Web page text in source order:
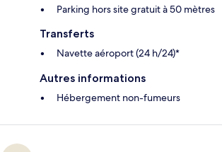
Parking hors site gratuit à 50 mètres
Transferts
Navette aéroport (24 h/24)*
Autres informations
Hébergement non-fumeurs